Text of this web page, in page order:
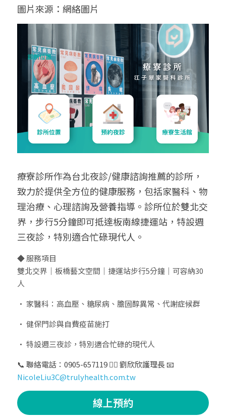
圖片來源：網絡圖片
療寮診所作為台北夜診/健康諮詢推薦的診所，
致力於提供全方位的健康服務，包括家醫科、物
理治療、心理諮詢及營養指導。診所位於雙北交
界，步行5分鐘即可抵達板南線捷運站，特設週
三夜診，特別適合忙碌現代人。
◆ 服務項目
雙北交界｜板橋藝文空間｜捷運站步行5分鐘｜可容納30
人
• 家醫科：高血壓、糖尿病、膽固醇異常、代謝症候群
• 健保門診與自費疫苗施打
• 特設週三夜診，特別適合忙碌的現代人
NicoleLiu3C@trulyhealth.com.tw
線上預約